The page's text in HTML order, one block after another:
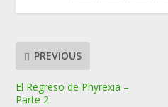
PREVIOUS
El Regreso de Phyrexia –
Parte 2